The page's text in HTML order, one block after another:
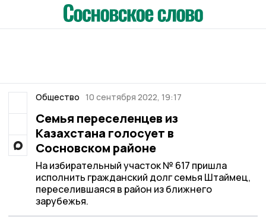
Общество 10 сентября 2022, 19:17
Семья переселенцев из
Казахстана голосует в
Сосновском районе
На избирательный участок № 617 пришла
исполнить гражданский долг семья Штаймец,
переселившаяся в район из ближнего
зарубежья.